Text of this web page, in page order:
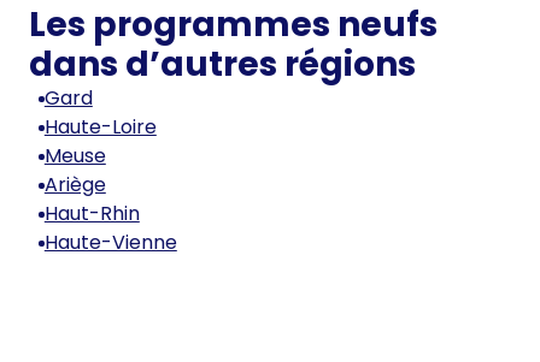
Les programmes neufs
dans d’autres régions
Gard
Haute-Loire
Meuse
Ariège
Haut-Rhin
Haute-Vienne